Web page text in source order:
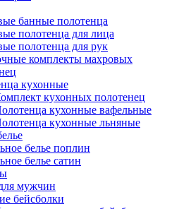
банные полотенца
полотенца для лица
полотенца для рук
комплекты махровых
кухонные
кухонных полотенец
кухонные вафельные
кухонные льняные
белье поплин
белье сатин
мужчин
бейсболки